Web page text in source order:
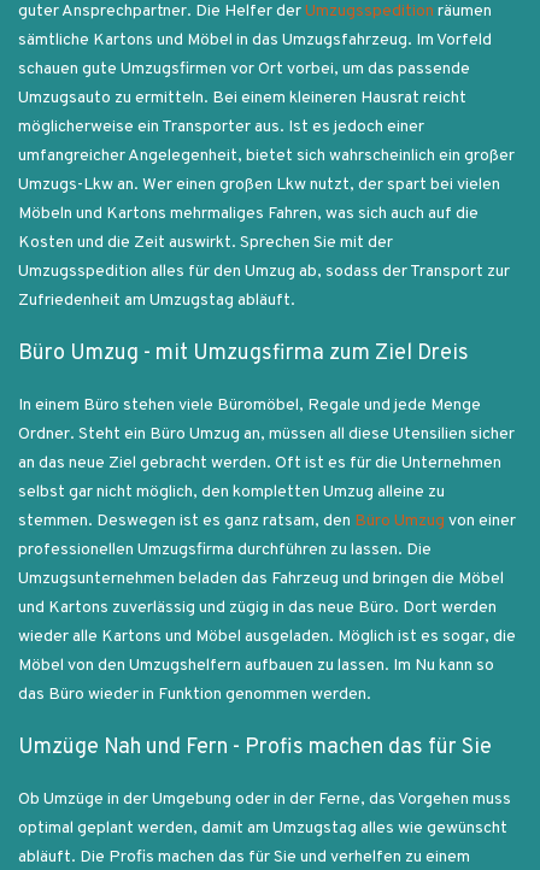
guter Ansprechpartner. Die Helfer derUmzugsspedition räumen
sämtliche Kartons und Möbel in das Umzugsfahrzeug. Im Vorfeld
schauen gute Umzugsfirmen vor Ort vorbei, um das passende
Umzugsauto zu ermitteln. Bei einem kleineren Hausrat reicht
möglicherweise ein Transporter aus. Ist es jedoch einer
umfangreicher Angelegenheit, bietet sich wahrscheinlich ein großer
Umzugs-Lkw an. Wer einen großen Lkw nutzt, der spart bei vielen
Möbeln und Kartons mehrmaliges Fahren, was sich auch auf die
Kosten und die Zeit auswirkt. Sprechen Sie mit der
Umzugsspedition alles für den Umzug ab, sodass der Transport zur
Zufriedenheit am Umzugstag abläuft.
Büro Umzug - mit Umzugsfirma zum Ziel Dreis
In einem Büro stehen viele Büromöbel, Regale und jede Menge
Ordner. Steht ein Büro Umzug an, müssen all diese Utensilien sicher
an das neue Ziel gebracht werden. Oft ist es für die Unternehmen
selbst gar nicht möglich, den kompletten Umzug alleine zu
stemmen. Deswegen ist es ganz ratsam, den Büro Umzug von einer
professionellen Umzugsfirma durchführen zu lassen. Die
Umzugsunternehmen beladen das Fahrzeug und bringen die Möbel
und Kartons zuverlässig und zügig in das neue Büro. Dort werden
wieder alle Kartons und Möbel ausgeladen. Möglich ist es sogar, die
Möbel von den Umzugshelfern aufbauen zu lassen. Im Nu kann so
das Büro wieder in Funktion genommen werden.
Umzüge Nah und Fern - Profis machen das für Sie
Ob Umzüge in der Umgebung oder in der Ferne, das Vorgehen muss
optimal geplant werden, damit am Umzugstag alles wie gewünscht
abläuft. Die Profis machen das für Sie und verhelfen zu einem